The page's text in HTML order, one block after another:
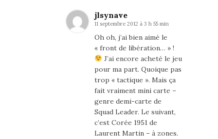
jlsynave
11 septembre 2012 à 3 h 55 min
Oh oh, j’ai bien aimé le
« front de libération… » !
J’ai encore acheté le jeu
pour ma part. Quoique pas
trop « tactique ». Mais ça
fait vraiment mini carte –
genre demi-carte de
Squad Leader. Le suivant,
c’est Corée 1951 de
Laurent Martin – à zones.